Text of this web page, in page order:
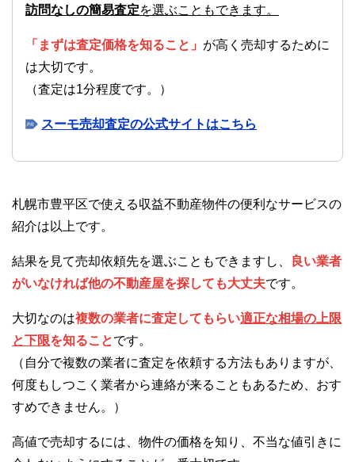
訪問なしの簡易査定を選ぶこともできます。
「まずは査定価格を知ること」 が高く売却するために
は大切です。
（査定は1分程度です。）
スーモ売却査定の公式サイトはこちら
札幌市豊平区で使える収益不動産物件の便利なサービスの
紹介は以上です。
結果を見て売却依頼先を選ぶこともできますし、
良い業者
がいなければ他の不動産屋を探しても大丈夫です。
大切なのは複数の業者に査定してもらい適正な相場の上限
と下限を知ることです。
（自分で複数の業者に査定を依頼する方法もありますが、
何度もしつこく業者から連絡が来ることもあるため、おす
すめできません。）
高値で売却するには、物件の価格を知り、不当な値引きに